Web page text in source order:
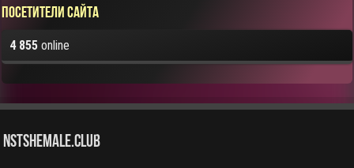
Посетители сайта
4 855 online
NstShemale.Club